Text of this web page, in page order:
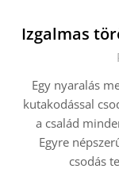
Izgalmas
Egy nyaralás
kutakodással
a család
Egyre
csodás